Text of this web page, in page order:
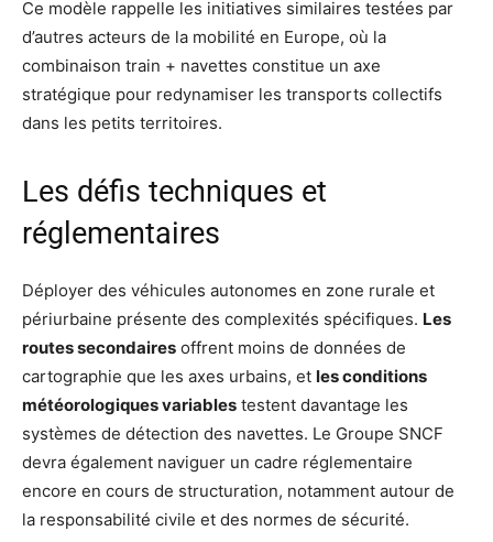
Ce modèle rappelle les initiatives similaires testées par
d’autres acteurs de la mobilité en Europe, où la
combinaison train + navettes constitue un axe
stratégique pour redynamiser les transports collectifs
dans les petits territoires.
Les défis techniques et
réglementaires
Déployer des véhicules autonomes en zone rurale et
périurbaine présente des complexités spécifiques. Les
routes secondaires offrent moins de données de
cartographie que les axes urbains, et les conditions
météorologiques variables testent davantage les
systèmes de détection des navettes. Le Groupe SNCF
devra également naviguer un cadre réglementaire
encore en cours de structuration, notamment autour de
la responsabilité civile et des normes de sécurité.